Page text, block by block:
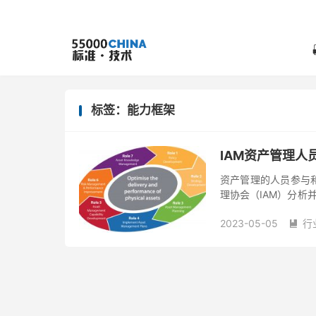
标签：能力框架
IAM资产管理人
资产管理的人员参与
理协会（IAM）分析
2023-05-05
 行